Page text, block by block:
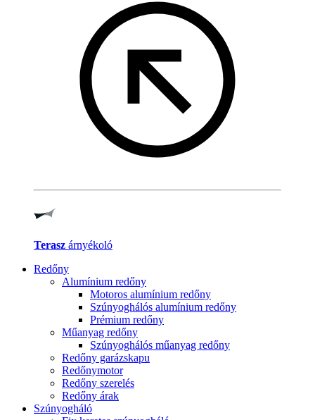
Terasz árnyékoló
Redőny
Alumínium redőny
Motoros alumínium redőny
Szúnyoghálós alumínium redőny
Prémium redőny
Műanyag redőny
Szúnyoghálós műanyag redőny
Redőny garázskapu
Redőnymotor
Redőny szerelés
Redőny árak
Szúnyogháló